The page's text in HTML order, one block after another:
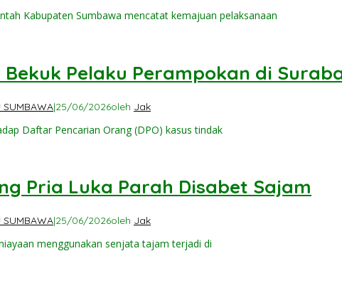
Kabupaten Sumbawa mencatat kemajuan pelaksanaan
Pelaku Perampokan di
SUMBAWA|25/06/2026oleh Jak
Daftar Pencarian Orang (DPO) kasus tindak
Pria Luka Parah Disabet Sajam
SUMBAWA|25/06/2026oleh Jak
menggunakan senjata tajam terjadi di